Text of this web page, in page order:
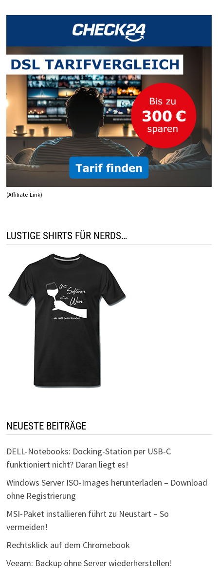
MEHR
(Affiliate-Link)
LUSTIGE SHIRTS FÜR NERDS…
NEUESTE BEITRÄGE
DELL-Notebooks: Docking-Station per USB-C
funktioniert nicht? Daran liegt es!
Windows Server ISO-Images herunterladen – Download
ohne Registrierung
MSI-Paket installieren führt zu Neustart – So
vermeiden!
Rechtsklick auf dem Chromebook
Veeam: Backup ohne Server wiederherstellen!